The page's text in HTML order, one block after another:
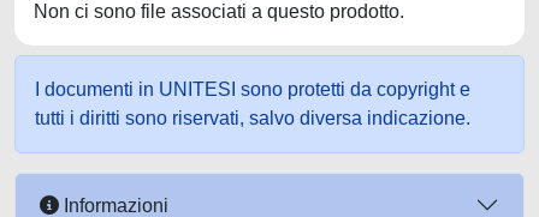
Non ci sono file associati a questo prodotto.
I documenti in UNITESI sono protetti da copyright e
tutti i diritti sono riservati, salvo diversa indicazione.
Informazioni